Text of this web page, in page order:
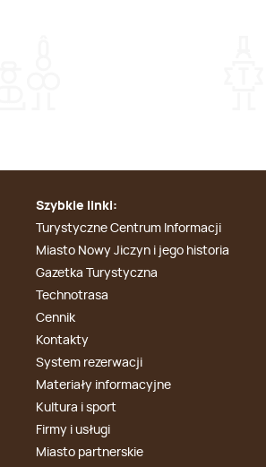
Szybkie linki:
Turystyczne Centrum Informacji
Miasto Nowy Jiczyn i jego historia
Gazetka Turystyczna
Technotrasa
Cennik
Kontakty
System rezerwacji
Materiały informacyjne
Kultura i sport
Firmy i usługi
Miasto partnerskie